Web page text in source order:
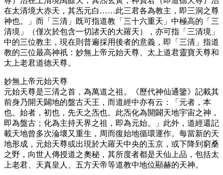
在太清境大赤天，其炁元白……此三君各為教主，即三洞之尊
神也。」而「三清」既可指道教「三十六重天」中極高的「三
清境」（僅次於包含一切諸天的大羅天），亦可指「三清境」
中的三位教主，現在則普遍採用後者的意義，即「三清」指道
教的三位最高神祇：妙無上帝元始天尊、太上道君靈寶天尊和
太上老君道德天尊。
妙無上帝元始天尊
元始天尊是三清之首，為萬道之祖。《歷代神仙通鑒》記載其
前身乃開天闢地的盤古天王，而道經中亦有云：「元者，本
也。始者，初也，先天之炁也。此炁化為開闢天地宇宙之神，
即為盤古；化為主持天界之祖，即為元始。」此外，道經還記
載天地曾多次淪壞又重生，周而復始地循環運作。每當新的天
地形成，元始天尊或出現於大羅天中央的玉京，或下降到窮桑
之野，向世人傳授道之奧秘，其所度者都是天仙上品，包括太
上老君、天真皇人、五方天帝等道教中地位顯赫的天神。